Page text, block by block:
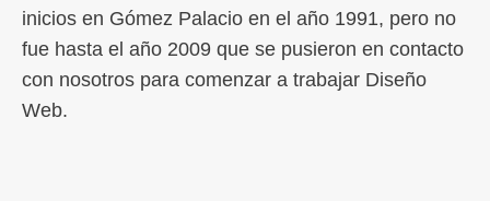
inicios en Gómez Palacio en el año 1991, pero no
fue hasta el año 2009 que se pusieron en contacto
con nosotros para comenzar a trabajar Diseño
Web.